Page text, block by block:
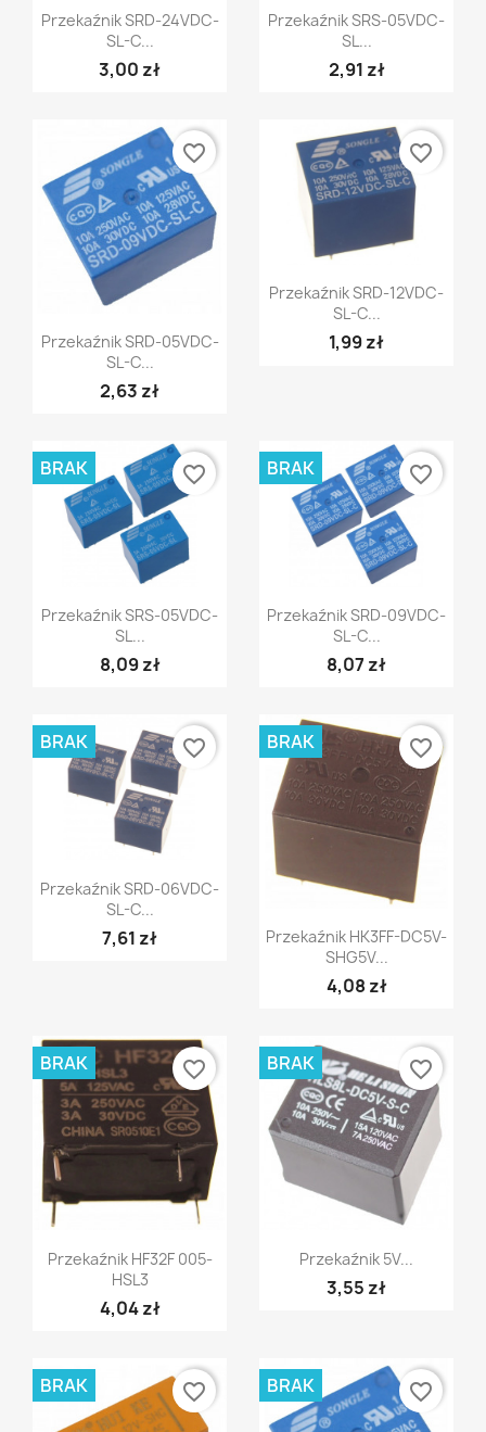
Szybki podgląd
Przekaźnik SRD-24VDC-
SL-C...
3,00 zł
Szybki podgląd
Przekaźnik SRS-05VDC-
SL...
2,91 zł
Szybki podgląd
Przekaźnik SRD-05VDC-
SL-C...
2,63 zł
favorite_border
Szybki podgląd
Przekaźnik SRD-12VDC-
SL-C...
1,99 zł
favorite_border
Szybki podgląd
Przekaźnik SRS-05VDC-
SL...
8,09 zł
BRAK favorite_border
Szybki podgląd
Przekaźnik SRD-09VDC-
SL-C...
8,07 zł
BRAK favorite_border
Szybki podgląd
Przekaźnik SRD-06VDC-
SL-C...
7,61 zł
BRAK favorite_border
Szybki podgląd
Przekaźnik HK3FF-DC5V-
SHG5V...
4,08 zł
BRAK favorite_border
Szybki podgląd
Przekaźnik HF32F 005-
HSL3
4,04 zł
BRAK favorite_border
Szybki podgląd
Przekaźnik 5V...
3,55 zł
BRAK favorite_border
BRAK favorite_border BRAK favorite_border